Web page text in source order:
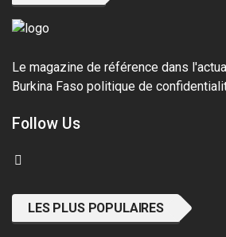
Le magazine de référence dans
Burkina Faso politique de
Follow Us
LES PLUS POPULAIRES